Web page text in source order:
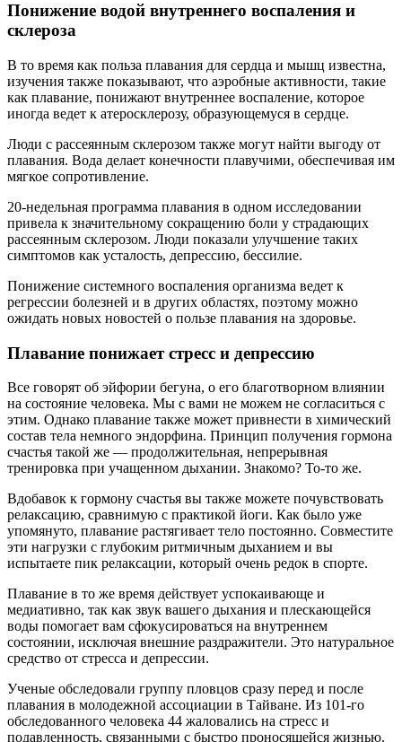
Понижение водой внутреннего воспаления и
склероза
В то время как польза плавания для сердца и мышц известна,
изучения также показывают, что аэробные активности, такие
как плавание, понижают внутреннее воспаление, которое
иногда ведет к атеросклерозу, образующемуся в сердце.
Люди с рассеянным склерозом также могут найти выгоду от
плавания. Вода делает конечности плавучими, обеспечивая им
мягкое сопротивление.
20-недельная программа плавания в одном исследовании
привела к значительному сокращению боли у страдающих
рассеянным склерозом. Люди показали улучшение таких
симптомов как усталость, депрессию, бессилие.
Понижение системного воспаления организма ведет к
регрессии болезней и в других областях, поэтому можно
ожидать новых новостей о пользе плавания на здоровье.
Плавание понижает стресс и депрессию
Все говорят об эйфории бегуна, о его благотворном влиянии
на состояние человека. Мы с вами не можем не согласиться с
этим. Однако плавание также может привнести в химический
состав тела немного эндорфина. Принцип получения гормона
счастья такой же — продолжительная, непрерывная
тренировка при учащенном дыхании. Знакомо? То-то же.
Вдобавок к гормону счастья вы также можете почувствовать
релаксацию, сравнимую с практикой йоги. Как было уже
упомянуто, плавание растягивает тело постоянно. Совместите
эти нагрузки с глубоким ритмичным дыханием и вы
испытаете пик релаксации, который очень редок в спорте.
Плавание в то же время действует успокаивающе и
медиативно, так как звук вашего дыхания и плескающейся
воды помогает вам сфокусироваться на внутреннем
состоянии, исключая внешние раздражители. Это натуральное
средство от стресса и депрессии.
Ученые обследовали группу пловцов сразу перед и после
плавания в молодежной ассоциации в Тайване. Из 101-го
обследованного человека 44 жаловались на стресс и
подавленность, связанными с быстро проносящейся жизнью.